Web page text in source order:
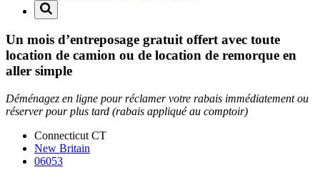
Un mois d’entreposage gratuit offert avec toute
location de camion ou de location de remorque en
aller simple
Déménagez en ligne pour réclamer votre rabais immédiatement ou
réserver pour plus tard (rabais appliqué au comptoir)
Connecticut CT
New Britain
06053